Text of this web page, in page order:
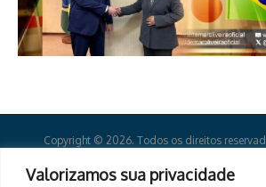
Valorizamos sua privacidade
Copyright © 2026. Todos os direitos